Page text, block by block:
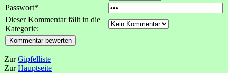
Passwort*
Dieser Kommentar fällt in die
Kategorie:
ZurGipfelliste
ZurHauptseite